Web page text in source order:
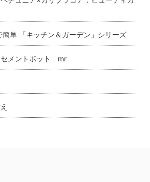
簡単 「キッチン＆ガーデン」シリーズ
セメントポット mr